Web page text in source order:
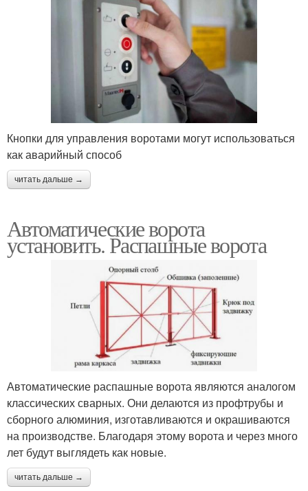
Рулонные вороты
Автоматики на
распашные ворота
Кнопки для управления воротами могут использоваться
как аварийный способ
читать дальше →
Автоматические ворота
установить. Распашные ворота
Автоматические распашные ворота являются аналогом
классических сварных. Они делаются из профтрубы и
сборного алюминия, изготавливаются и окрашиваются
на производстве. Благодаря этому ворота и через много
лет будут выглядеть как новые.
читать дальше →